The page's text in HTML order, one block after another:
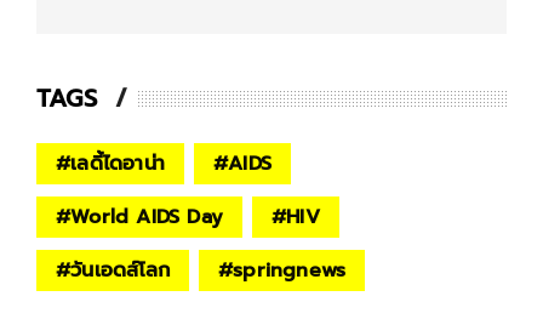
TAGS
#เลดี้ไดอาน่า #AIDS
#World AIDS Day #HIV
#วันเอดส์โลก #springnews